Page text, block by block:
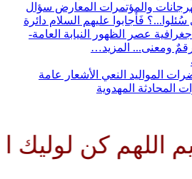
والمؤتمرات المعارض سؤال
سُئلوا...؟ فَأجابوا عليهم السلام دائرة
جغرافية عصر الظهور
النيابة العامة-
ومعنى... المزيد…
المواليد النعي الأشعار
عامة
المحادثة المهدوية
كن لوليك